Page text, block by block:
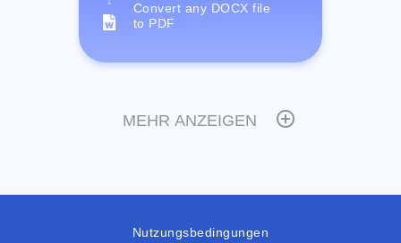
Convert any DOCX file
to PDF
MEHR ANZEIGEN
Nutzungsbedingungen